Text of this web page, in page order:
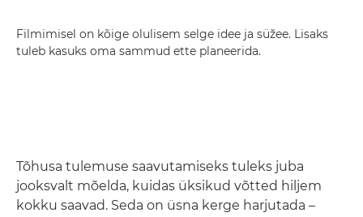
Filmimisel on kõige olulisem selge idee ja süžee. Lisaks
tuleb kasuks oma sammud ette planeerida.
Tõhusa tulemuse saavutamiseks tuleks juba
jooksvalt mõelda, kuidas üksikud võtted hiljem
kokku saavad. Seda on üsna kerge harjutada –